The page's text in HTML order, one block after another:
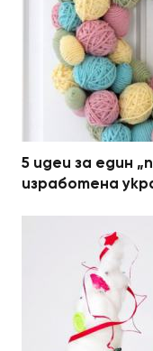
5 идеи за един
изработена